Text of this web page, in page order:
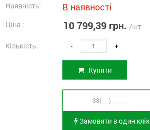
Наявність: В наявності
Ціна : 10 799,39 грн. /шт
Кількість: - +
Купити
Замовити в один клік